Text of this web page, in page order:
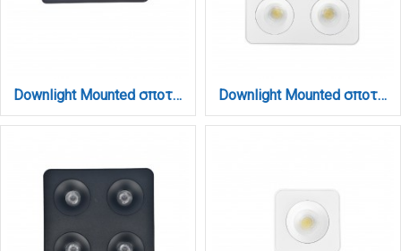
Downlight Mounted σποτ 3*8W 3CCT σε μαύρη απόχρωση (X00280B) Downlight Mounted σποτ 4*8W 3CCT σε λευκή απόχρωση (X00290W)